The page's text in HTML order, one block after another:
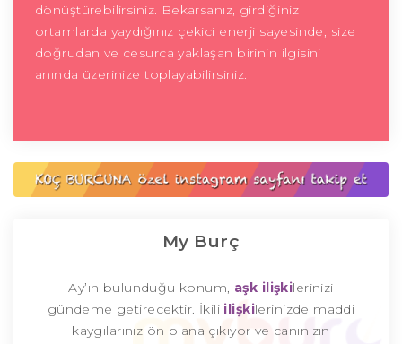
dönüştürebilirsiniz. Bekarsanız, girdiğiniz
ortamlarda yaydığınız çekici enerji sayesinde, size
doğrudan ve cesurca yaklaşan birinin ilgisini
anında üzerinize toplayabilirsiniz.
My Burç
Ay’ın bulunduğu konum, aşk ilişkilerinizi
gündeme getirecektir. İkili ilişkilerinizde maddi
kaygılarınız ön plana çıkıyor ve canınızın